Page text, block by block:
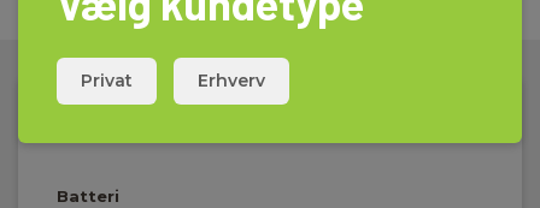
Batteri
Privat Erhverv